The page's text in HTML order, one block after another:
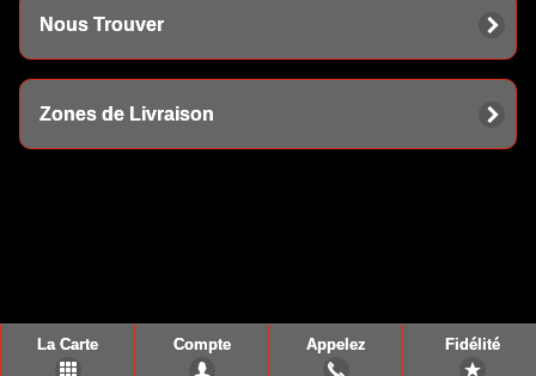
Nous Trouver
Zones de Livraison
La Carte Compte Appelez Fidélité